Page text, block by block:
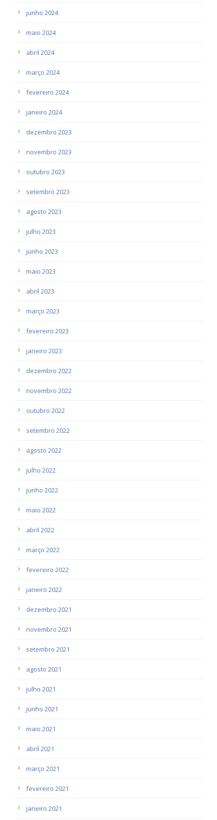
junho 2024
maio 2024
abril 2024
março 2024
fevereiro 2024
janeiro 2024
dezembro 2023
novembro 2023
outubro 2023
setembro 2023
agosto 2023
julho 2023
junho 2023
maio 2023
abril 2023
março 2023
fevereiro 2023
janeiro 2023
dezembro 2022
novembro 2022
outubro 2022
setembro 2022
agosto 2022
julho 2022
junho 2022
maio 2022
abril 2022
março 2022
fevereiro 2022
janeiro 2022
dezembro 2021
novembro 2021
setembro 2021
agosto 2021
julho 2021
junho 2021
maio 2021
abril 2021
março 2021
fevereiro 2021
janeiro 2021